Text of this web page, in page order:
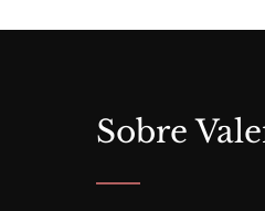
Sobre